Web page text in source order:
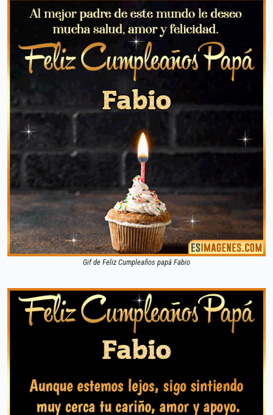
Gif de Feliz Cumpleaños papá Fabio